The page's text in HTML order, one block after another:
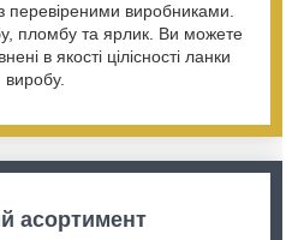
виробниками.
пломбу та ярлик. Ви можете
в якості цілісності ланки
виробу.
асортимент